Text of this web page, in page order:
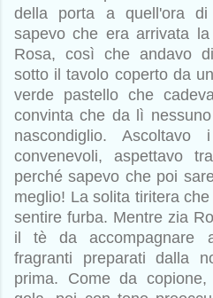
della porta a quell'ora di
sapevo che era arrivata
Rosa, così che andavo
sotto il tavolo coperto da
verde pastello che
convinta che da lì
nascondiglio.
convenevoli, aspettavo
perché sapevo che poi
meglio! La solita tiritera
sentire furba. Mentre zia
il tè da accompagnare
fragranti preparati dalla
prima. Come da